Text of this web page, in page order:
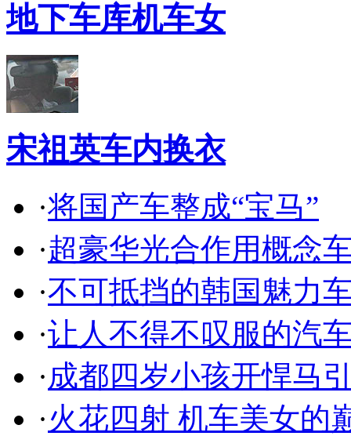
地下车库机车女
宋祖英车内换衣
·将国产车整成“宝马”
·超豪华光合作用概念
·不可抵挡的韩国魅力
·让人不得不叹服的汽
·成都四岁小孩开悍马
·火花四射 机车美女的